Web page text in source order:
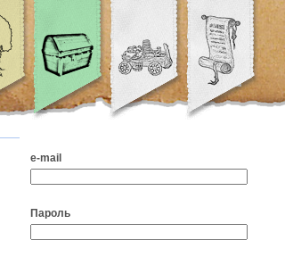
e-mail
Пароль